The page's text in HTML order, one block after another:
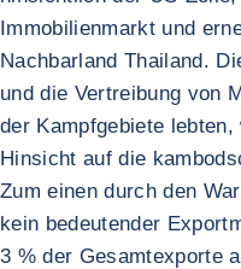
Immobilienmarkt und
Nachbarland Thailand.
und die Vertreibung von
der Kampfgebiete
Hinsicht auf die
Zum einen durch den
kein bedeutender
3 % der Gesamtexporte